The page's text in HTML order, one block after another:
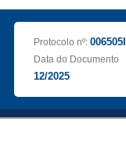
Protocolo nº:
Data do Documento
12/2025